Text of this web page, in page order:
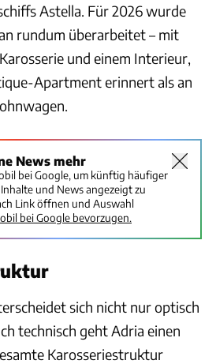
Astella. Für 2026 wurde
rundum überarbeitet – mit
und einem Interieur,
Apartment erinnert als an
News mehr
bei Google, um künftig häufiger
und News angezeigt zu
Link öffnen und Auswahl
bei Google bevorzugen.
sich nicht nur optisch
technisch geht Adria einen
Karosseriestruktur